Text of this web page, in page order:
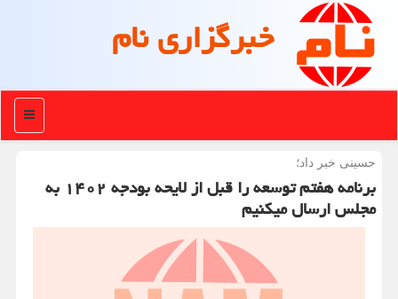
خبرگزاری نام
منو
حسینی خبر داد؛
برنامه هفتم توسعه را قبل از لایحه بودجه ۱۴۰۲ به
مجلس ارسال میکنیم